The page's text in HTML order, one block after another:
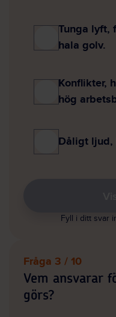
Tunga lyft,
hala golv.
Konflikter,
hög
Dåligt ljud,
Fyll i ditt svar
Fråga 3 / 10
Vem ansvarar
görs?